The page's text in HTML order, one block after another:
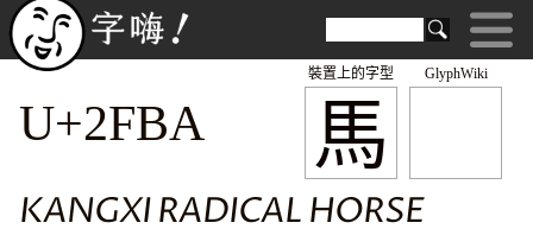
GlyphWiki
⾺
裝置上的字型
U+2FBA
KANGXI RADICAL HORSE